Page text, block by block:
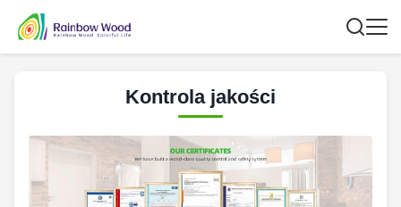
Kontrola jakości